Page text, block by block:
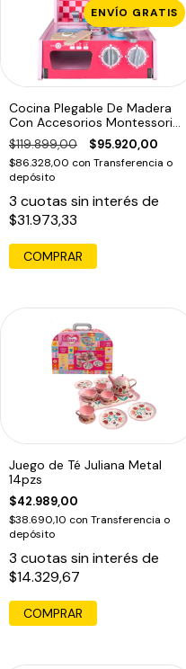
ENVÍO GRATIS
Cocina Plegable De Madera
Con Accesorios Montessori
Rosa
$119.899,00 $95.920,00
$86.328,00 con Transferencia o
depósito
3 cuotas sin interés de
$31.973,33
Juego de Té Juliana Metal
14pzs
$42.989,00
$38.690,10 con Transferencia o
depósito
3 cuotas sin interés de
$14.329,67
COMPRAR